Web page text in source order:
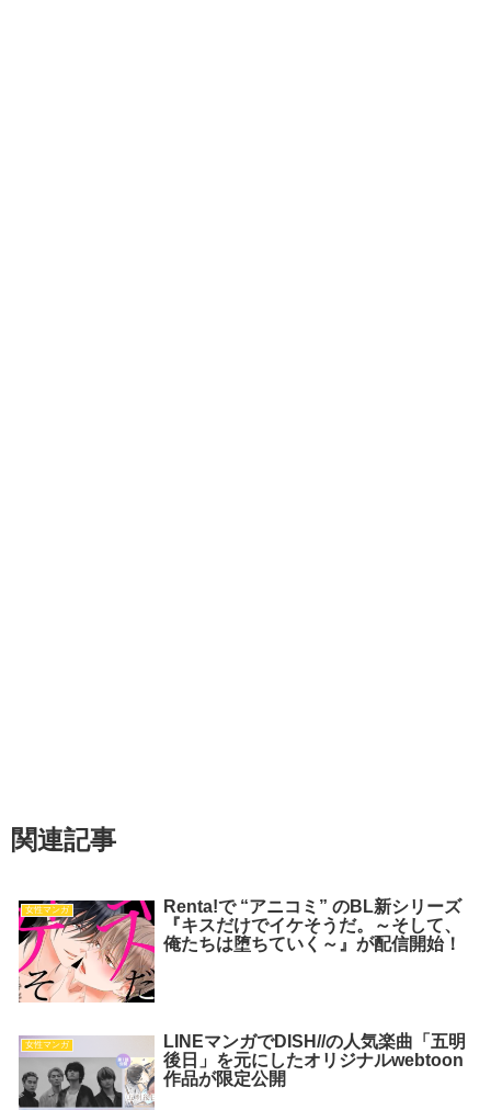
関連記事
女性マンガ
Renta!で “アニコミ” のBL新シリーズ
『キスだけでイケそうだ。～そして、
俺たちは堕ちていく～』が配信開始！
女性マンガ
LINEマンガでDISH//の人気楽曲「五明
後日」を元にしたオリジナルwebtoon
作品が限定公開